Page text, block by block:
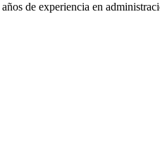
de experiencia en